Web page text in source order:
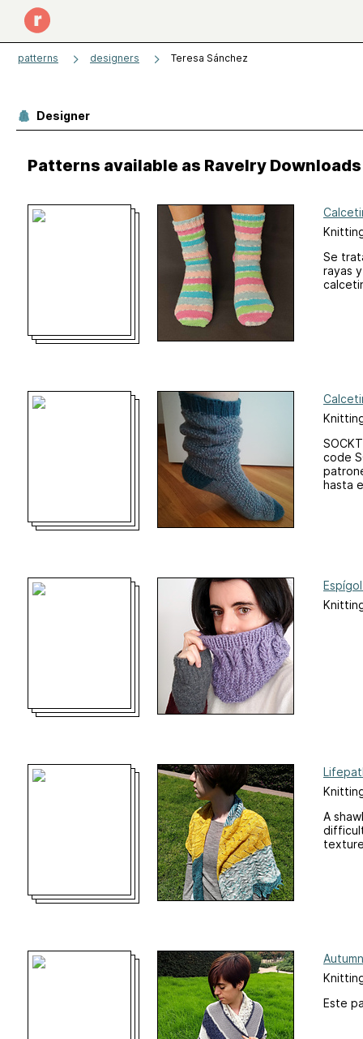
patterns designers Teresa Sánchez
Designer
Patterns available as Ravelry Downloads
Se
rayas
code
hasta
A
Este